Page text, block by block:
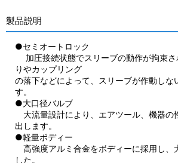
製品説明
●セミオートロック
加圧接続状態でスリーブの動作が拘束さ
りやカップリング
の落下などによって、スリーブが作動しな
す。
●大口径バルブ
大流量設計により、エアツール、機器の
出します。
●軽量ボディー
高強度アルミ合金をボディーに採用し、
した。